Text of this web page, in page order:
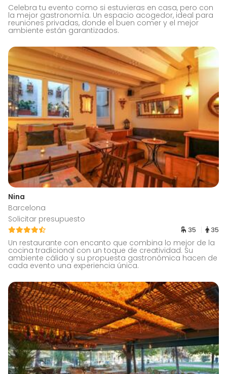
Celebra tu evento como si estuvieras en casa, pero con
la mejor gastronomía. Un espacio acogedor, ideal para
reuniones privadas, donde el buen comer y el mejor
ambiente están garantizados.
Nina
Barcelona
Solicitar presupuesto
35 35
Un restaurante con encanto que combina lo mejor de la
cocina tradicional con un toque de creatividad. Su
ambiente cálido y su propuesta gastronómica hacen de
cada evento una experiencia única.